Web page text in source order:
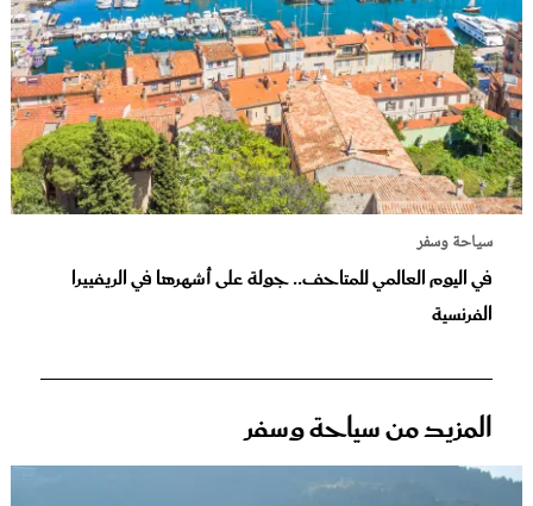
سياحة وسفر
في اليوم العالمي للمتاحف.. جولة على أشهرها في الريفييرا
الفرنسية
المزيد من سياحة وسفر